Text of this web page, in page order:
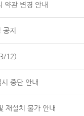
의 약관 변경 안내
지
12)
중단 안내
재설치 불가 안내